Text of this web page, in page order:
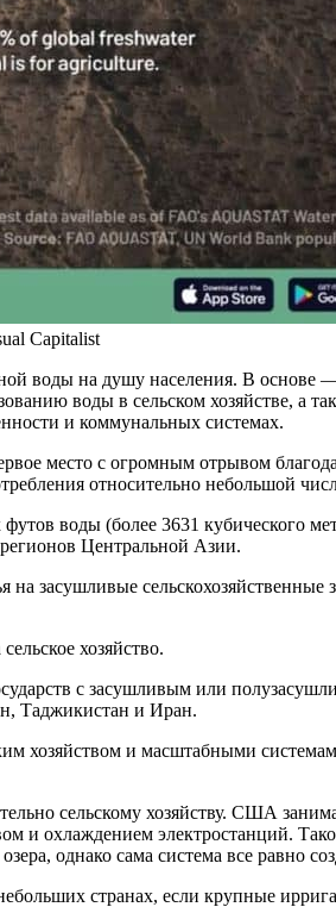
Capitalist
воды на душу населения. В основе
воды в сельском хозяйстве, а
и коммунальных системах.
место с огромным отрывом
относительно небольшой
воды (более 3631 кубического
Центральной Азии.
засушливые
хозяйство.
с засушливым или
Таджикистан и Иран.
хозяйством и масштабными
сельскому хозяйству. США
охлаждением электростанций.
однако сама система все равно
странах, если крупные